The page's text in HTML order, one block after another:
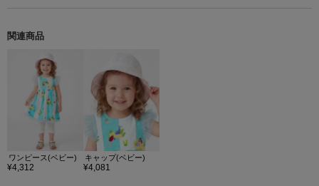
関連商品
ワンピース(ベビー)
¥4,312
キャップ(ベビー)
¥4,081